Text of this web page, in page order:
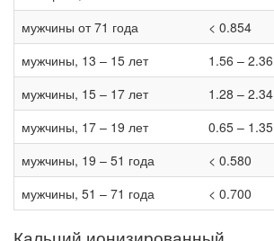
мужчины от 71 года
< 0.854
мужчины, 13 – 15 лет
1.56 – 2.36
мужчины, 15 – 17 лет
1.28 – 2.34
мужчины, 17 – 19 лет
0.65 – 1.35
мужчины, 19 – 51 года
< 0.580
мужчины, 51 – 71 года
< 0.700